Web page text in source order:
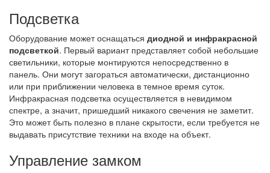
Подсветка
Оборудование может оснащаться диодной и инфракрасной
подсветкой. Первый вариант представляет собой небольшие
светильники, которые монтируются непосредственно в
панель. Они могут загораться автоматически, дистанционно
или при приближении человека в темное время суток.
Инфракрасная подсветка осуществляется в невидимом
спектре, а значит, пришедший никакого свечения не заметит.
Это может быть полезно в плане скрытости, если требуется не
выдавать присутствие техники на входе на объект.
Управление замком